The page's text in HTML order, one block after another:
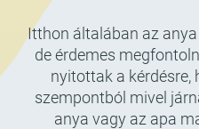
Itthon általában az
de érdemes
nyitottak a kérdésre,
szempontból mivel
anya vagy az apa